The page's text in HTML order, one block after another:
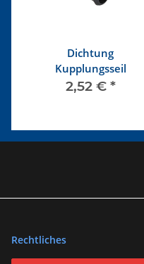
Dichtung
Kupplungsseil
2,52 € *
Rechtliches